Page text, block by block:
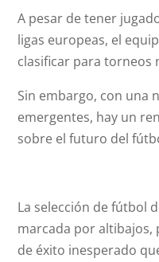
A pesar de tener
ligas europeas, el
clasificar para torneos
Sin embargo, con una
emergentes, hay un
sobre el futuro del
La selección de fútbol
marcada por
de éxito inesperado